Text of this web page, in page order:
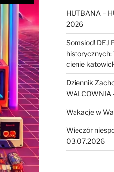
HUTBANA –
2026
Somsiod! DEJ
historycznych:
cienie
Dziennik
WALCOWNIA
Wakacje w
Wieczór
03.07.2026